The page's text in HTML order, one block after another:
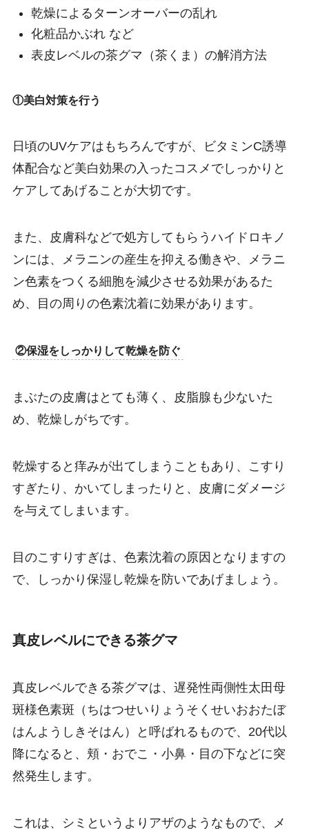
乾燥によるターンオーバーの乱れ
化粧品かぶれ など
表皮レベルの茶グマ（茶くま）の解消方法
①美白対策を行う
日頃のUVケアはもちろんですが、ビタミンC誘導
体配合など美白効果の入ったコスメでしっかりと
ケアしてあげることが大切です。
また、皮膚科などで処方してもらうハイドロキノ
ンには、メラニンの産生を抑える働きや、メラニ
ン色素をつくる細胞を減少させる効果があるた
め、目の周りの色素沈着に効果があります。
②保湿をしっかりして乾燥を防ぐ
まぶたの皮膚はとても薄く、皮脂腺も少ないた
め、乾燥しがちです。
乾燥すると痒みが出てしまうこともあり、こすり
すぎたり、かいてしまったりと、皮膚にダメージ
を与えてしまいます。
目のこすりすぎは、色素沈着の原因となりますの
で、しっかり保湿し乾燥を防いであげましょう。
真皮レベルにできる茶グマ
真皮レベルできる茶グマは、遅発性両側性太田母
斑様色素斑（ちはつせいりょうそくせいおおたぼ
はんようしきそはん）と呼ばれるもので、20代以
降になると、頬・おでこ・小鼻・目の下などに突
然発生します。
これは、シミというよりアザのようなもので、メ